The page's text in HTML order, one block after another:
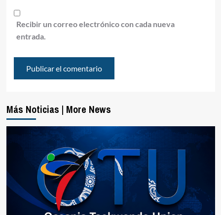
Recibir un correo electrónico con cada nueva
entrada.
Más Noticias | More News